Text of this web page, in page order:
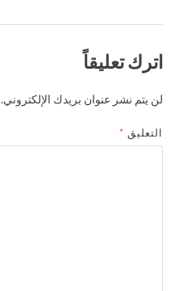
اترك تعليقاً
لن يتم نشر عنوان بريدك الإلكتروني.
التعليق *